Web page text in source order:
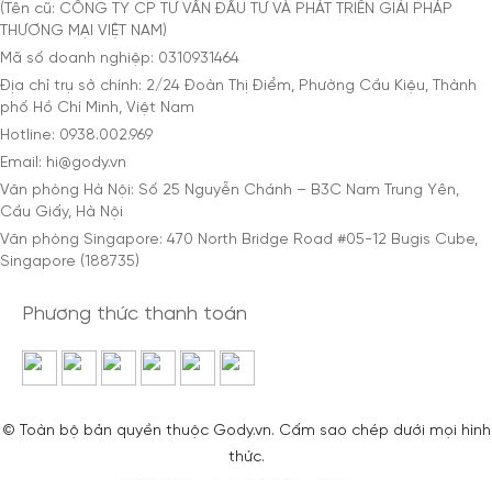
(Tên cũ: CÔNG TY CP TƯ VẤN ĐẦU TƯ VÀ PHÁT TRIỂN GIẢI PHÁP
THƯƠNG MẠI VIỆT NAM)
Mã số doanh nghiệp: 0310931464
Địa chỉ trụ sở chính: 2/24 Đoàn Thị Điểm, Phường Cầu Kiệu, Thành
phố Hồ Chí Minh, Việt Nam
Hotline: 0938.002.969
Email: hi@gody.vn
Văn phòng Hà Nội: Số 25 Nguyễn Chánh – B3C Nam Trung Yên,
Cầu Giấy, Hà Nội
Văn phòng Singapore: 470 North Bridge Road #05-12 Bugis Cube,
Singapore (188735)
Phương thức thanh toán
© Toàn bộ bản quyền thuộc Gody.vn. Cấm sao chép dưới mọi hình
thức.